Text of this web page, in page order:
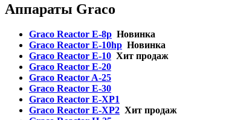
Аппараты Graco
Graco Reactor E-8p Новинка
Graco Reactor E-10hp Новинка
Graсo Reactor E-10 Хит продаж
Graсo Reactor E-20
Graco Reactor A-25
Graсo Reactor E-30
Graсo Reactor E-XP1
Graсo Reactor E-XP2 Хит продаж